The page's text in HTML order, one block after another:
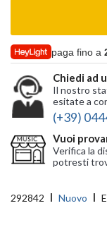
paga fino a
Chiedi ad
Il nostro
esitate a
(+39)
Vuoi
Verifica la
potresti
292842 Nuovo